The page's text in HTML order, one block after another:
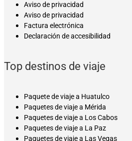
Aviso de privacidad
Aviso de privacidad
Factura electrónica
Declaración de accesibilidad
Top destinos de viaje
Paquete de viaje a Huatulco
Paquetes de viaje a Mérida
Paquetes de viaje a Los Cabos
Paquetes de viaje a La Paz
Paquetes de viaje a Las Vegas